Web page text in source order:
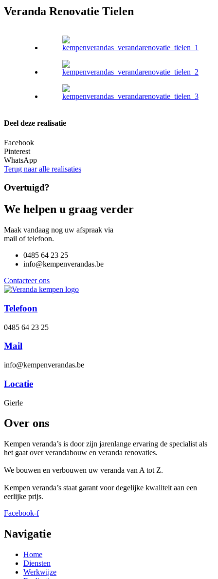
Veranda Renovatie Tielen
Deel deze realisatie
Facebook
Pinterest
WhatsApp
Terug naar alle realisaties
Overtuigd?
We helpen u graag verder
Maak vandaag nog uw afspraak via
mail of telefoon.
0485 64 23 25
info@kempenverandas.be
Contacteer ons
Telefoon
0485 64 23 25
Mail
info@kempenverandas.be
Locatie
Gierle
Over ons
Kempen veranda’s is door zijn jarenlange ervaring de specialist als
het gaat over verandabouw en veranda renovaties.
We bouwen en verbouwen uw veranda van A tot Z.
Kempen veranda’s staat garant voor degelijke kwaliteit aan een
eerlijke prijs.
Facebook-f
Navigatie
Home
Diensten
Werkwijze